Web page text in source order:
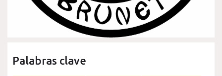
Palabras clave